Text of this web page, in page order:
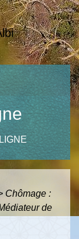
Chômage :
de